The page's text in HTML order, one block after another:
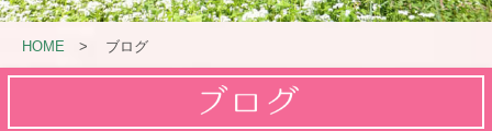
HOME > ブログ